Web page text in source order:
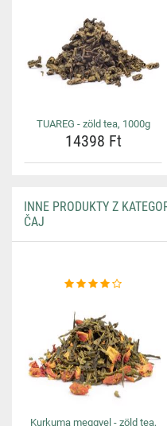
TUAREG - zöld tea, 1000g
14398 Ft
INNE PRODUKTY Z
ČAJ
Kurkuma meggyel - zöld tea,